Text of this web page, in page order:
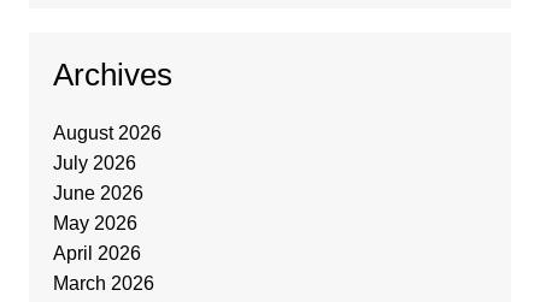
Archives
August 2026
July 2026
June 2026
May 2026
April 2026
March 2026